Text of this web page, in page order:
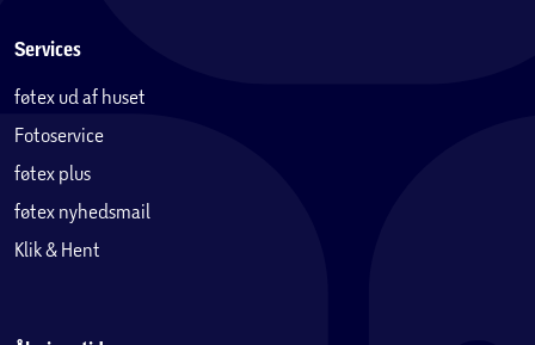
Services
føtex ud af huset
Fotoservice
føtex plus
føtex nyhedsmail
Klik & Hent